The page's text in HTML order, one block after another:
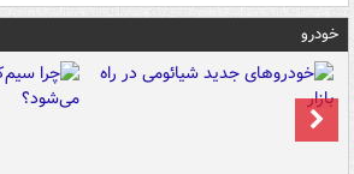
خودرو